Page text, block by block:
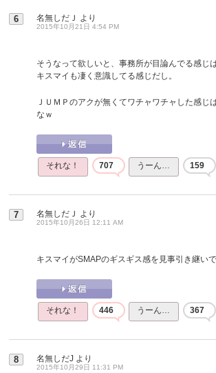
6 名無しだＪ より
2015年10月21日 4:54 PM
そうなって欲しいと、事務所が目論んでる感じ
キスマイも凄く意識してる感じだし。
ＪＵＭＰのアクが無くてワチャワチャした感じ
なｗ
それな！ 707 うーん… 159
7 名無しだＪ より
2015年10月26日 12:11 AM
キスマイがSMAPのギスギス感を見事引き継い
それな！ 446 うーん… 367
8 名無しだJ より
2015年10月29日 11:31 PM